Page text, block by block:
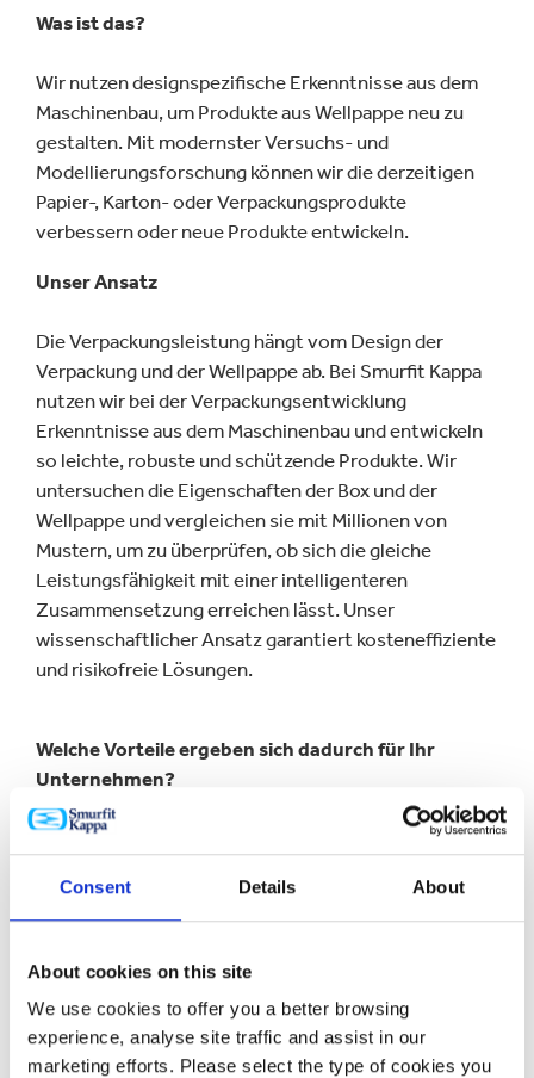
Consent Details About
About cookies on this site
We use cookies to offer you a better browsing
experience, analyse site traffic and assist in our
marketing efforts. Please select the type of cookies you
Was ist das?
Wir nutzen designspezifische Erkenntnisse aus dem
Maschinenbau, um Produkte aus Wellpappe neu zu
gestalten. Mit modernster Versuchs- und
Modellierungsforschung können wir die derzeitigen
Papier-, Karton- oder Verpackungsprodukte
verbessern oder neue Produkte entwickeln.
Unser Ansatz
Die Verpackungsleistung hängt vom Design der
Verpackung und der Wellpappe ab. Bei Smurfit Kappa
nutzen wir bei der Verpackungsentwicklung
Erkenntnisse aus dem Maschinenbau und entwickeln
so leichte, robuste und schützende Produkte. Wir
untersuchen die Eigenschaften der Box und der
Wellpappe und vergleichen sie mit Millionen von
Mustern, um zu überprüfen, ob sich die gleiche
Leistungsfähigkeit mit einer intelligenteren
Zusammensetzung erreichen lässt. Unser
wissenschaftlicher Ansatz garantiert kosteneffiziente
und risikofreie Lösungen.
Welche Vorteile ergeben sich dadurch für Ihr
Unternehmen?
Unser branchenführender wissenschaftlicher Ansatz
zur Entwicklung leistungsfähiger Verpackungen bildet
die Basis für kontinuierliche Innovationen,
einheitliche Effizienzsteigerungen und
Ansatz verschafft Ihnen als Kunde
Wettbewerbsvorteile durch zweckmäßige und
innovative Verpackungslösungen.